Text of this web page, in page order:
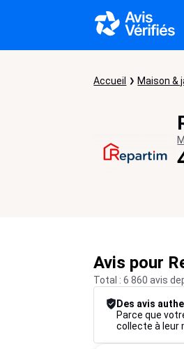
Accueil Maison &
Avis pour
Total : 6 860 avis
Des avis
Parce que
collecte à leur